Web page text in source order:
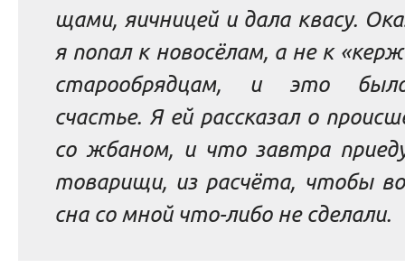
щами, яичницей и дала квасу.
я попал к новосёлам, а не к
старообрядцам, и это
счастье. Я ей рассказал о
со жбаном, и что завтра
товарищи, из расчёта, чтобы
сна со мной что-либо не сделали.